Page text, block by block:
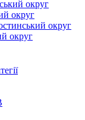
округ
округ
округ
округ